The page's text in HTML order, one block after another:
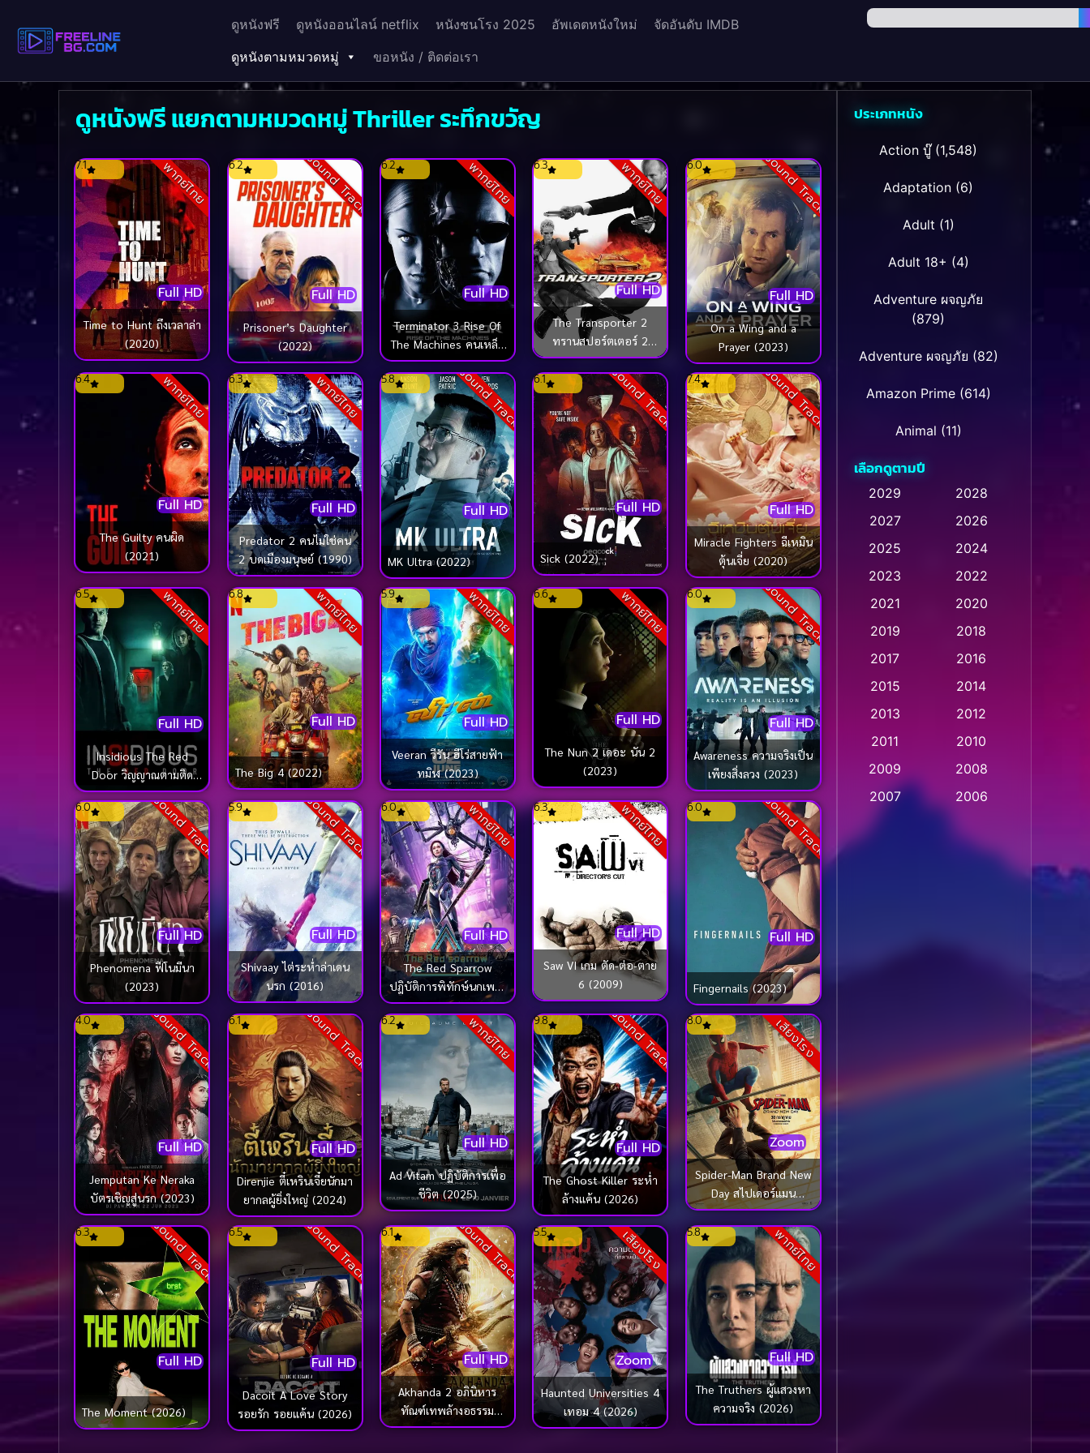
ดูหนังฟรี ดูหนังออนไลน์ netflix หนังชนโรง 2025 อัพเดตหนังใหม่
จัดอันดับ IMDB
ดูหนังตามหมวดหมู่
ขอหนัง / ติดต่อเรา
ดูหนังฟรี แยกตามหมวดหมู่ Thriller ระทึกขวัญ
พากย์ไทย
Full HD
7.1
Time to Hunt ถึงเวลาล่า
(2020)
Sound Track
Full HD
6.2
Prisoner’s Daughter
(2022)
พากย์ไทย
Full HD
6.2
Terminator 3 Rise Of
The Machines คนเหล็ก
3 กำเนิดใหม่เครื่องจักร
สังหาร (2003)
พากย์ไทย
Full HD
6.3
The Transporter 2
ทรานสปอร์ตเตอร์ 2
ภารกิจฮึด…เฆี่ยนนรก
(2005)
Sound Track
Full HD
6.0
On a Wing and a
Prayer (2023)
พากย์ไทย
Full HD
6.4
The Guilty คนผิด
(2021)
พากย์ไทย
Full HD
6.3
Predator 2 คนไม่ใช่คน
2 บดเมืองมนุษย์ (1990)
Sound Track
Full HD
5.8
MK Ultra (2022)
Sound Track
Full HD
6.1
Sick (2022)
Sound Track
Full HD
7.4
Miracle Fighters ฉีเหมิน
ตุ้นเจี่ย (2020)
พากย์ไทย
Full HD
6.5
Insidious The Red
Door วิญญาณตามติด
ประตูผีผ่าน (2023)
พากย์ไทย
Full HD
6.8
The Big 4 (2022)
พากย์ไทย
Full HD
5.9
Veeran วีรัน ฮีโร่สายฟ้า
ทมิฬ (2023)
พากย์ไทย
Full HD
6.6
The Nun 2 เดอะ นัน 2
(2023)
Sound Track
Full HD
6.0
Awareness ความจริงเป็น
เพียงสิ่งลวง (2023)
Sound Track
Full HD
6.0
Phenomena ฟีโนมีนา
(2023)
Sound Track
Full HD
5.9
Shivaay ไต่ระห่ำล่าเดน
นรก (2016)
พากย์ไทย
Full HD
6.0
The Red Sparrow
ปฎิบัติการพิทักษ์นกเพลิง
(2022)
พากย์ไทย
Full HD
6.3
Saw VI เกม ตัด-ต่อ-ตาย
6 (2009)
Sound Track
Full HD
6.0
Fingernails (2023)
Sound Track
Full HD
4.0
Jemputan Ke Neraka
บัตรเชิญสู่นรก (2023)
Sound Track
Full HD
6.1
Direnjie ตี๋เหรินเจี๋ยนักมา
ยากลผู้ยิ่งใหญ่ (2024)
พากย์ไทย
Full HD
6.2
Ad Vitam ปฏิบัติการเพื่อ
ชีวิต (2025)
Sound Track
Full HD
9.8
The Ghost Killer ระห่ำ
ล้างแค้น (2026)
เสียงโรง
Zoom
8.0
Spider-Man Brand New
Day สไปเดอร์แมน
แบรนด์ นิว เดย์ (2026)
Sound Track
Full HD
6.3
The Moment (2026)
Sound Track
Full HD
6.5
Dacoit A Love Story
รอยรัก รอยแค้น (2026)
Sound Track
Full HD
6.1
Akhanda 2 อภินิหาร
ทัณฑ์เทพล้างอธรรม
(2026)
เสียงโรง
Zoom
5.5
Haunted Universities 4
เทอม 4 (2026)
พากย์ไทย
Full HD
5.8
The Truthers ผู้แสวงหา
ความจริง (2026)
ประเภทหนัง
Action บู๊(1,548)
Adaptation (6)
Adult (1)
Adult 18+ (4)
Adventure ผจญภัย
(879)
Adventure ผจญภัย (82)
Amazon Prime(614)
Animal (11)
Animation การ์ตูน
Animation อนิเมชั่น(1)
Animation แอนิเมชั่น(1)
Anthology (2)
Apple TV (20)
Apple TV+
Based on a True Story
สร้างจากเรื่องจริง(2)
เลือกดูตามปี
2029
2028
2027
2026
2025
2024
2023
2022
2021
2020
2019
2018
2017
2016
2015
2014
2013
2012
2011
2010
2009
2008
2007
2006
2005
2002
1986
1985